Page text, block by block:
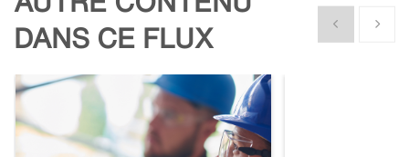
DANS CE FLUX
Show previous
Show